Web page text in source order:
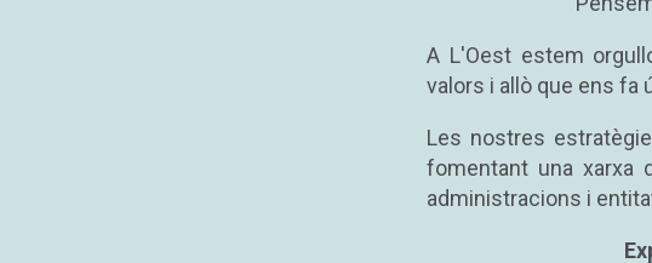
A L'Oest estem
valors i allò que ens fa
Les nostres
fomentant una xarxa
administracions i